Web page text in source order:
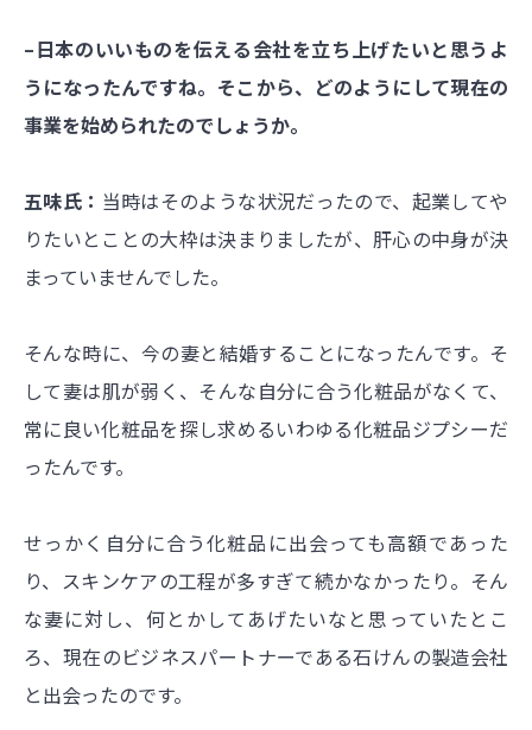
–日本のいいものを伝える会社を立ち上げたいと思うよ
うになったんですね。そこから、どのようにして現在の
事業を始められたのでしょうか。
五味氏： 当時はそのような状況だったので、起業してや
りたいとことの大枠は決まりましたが、肝心の中身が決
まっていませんでした。
そんな時に、今の妻と結婚することになったんです。そ
して妻は肌が弱く、そんな自分に合う化粧品がなくて、
常に良い化粧品を探し求めるいわゆる化粧品ジプシーだ
ったんです。
せっかく自分に合う化粧品に出会っても高額であった
り、スキンケアの工程が多すぎて続かなかったり。そん
な妻に対し、何とかしてあげたいなと思っていたとこ
ろ、現在のビジネスパートナーである石けんの製造会社
と出会ったのです。